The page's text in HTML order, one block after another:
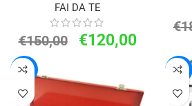
FAI DA TE
€150,00 €120,00
€
-38% -35%